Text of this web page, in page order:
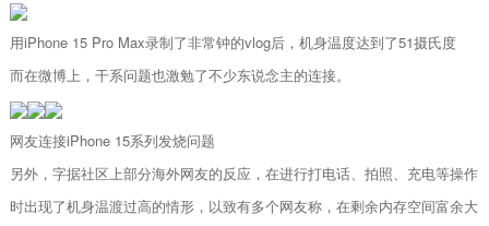
用iPhone 15 Pro Max录制了非常钟的vlog后，机身温度达到了51摄氏度
而在微博上，干系问题也激勉了不少东说念主的连接。
网友连接iPhone 15系列发烧问题
另外，字据社区上部分海外网友的反应，在进行打电话、拍照、充电等操作
时出现了机身温渡过高的情形，以致有多个网友称，在剩余内存空间富余大